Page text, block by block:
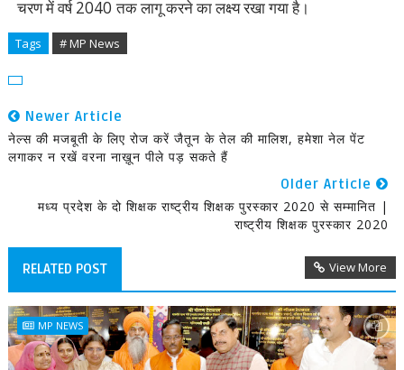
चरण में वर्ष 2040तक लागू करने का लक्ष्य रखा गया है।
Tags # MP News
Newer Article
नेल्स की मजबूती के लिए रोज करें जैतून के तेल की मालिश, हमेशा नेल पेंट
लगाकर न रखें वरना नाख़ून पीले पड़ सकते हैं
Older Article
मध्य प्रदेश के दो शिक्षक राष्ट्रीय शिक्षक पुरस्कार 2020 से सम्मानित |
राष्ट्रीय शिक्षक पुरस्कार 2020
RELATED POST View More
MP NEWS